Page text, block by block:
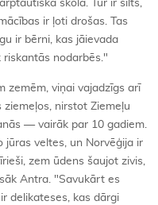
skolā. Tur ir silts,
ir ļoti drošas. Tas
ir bērni, kas jāievada
nodarbēs."
zemēm, viņai vajadzīgs arī
nirstot Ziemeļu
— vairāk par 10 gadiem.
jūras veltes, un Norvēģija ir
zem ūdens šaujot zivis,
Antra. "Savukārt es
delikateses, kas dārgi